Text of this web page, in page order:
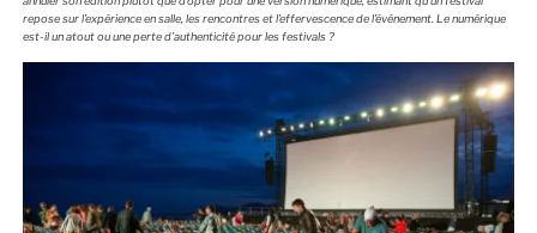
repose sur l’expérience en salle, les rencontres et l’effervescence de l’événement. Le numérique
est-il un atout ou une perte d’authenticité pour les festivals ?